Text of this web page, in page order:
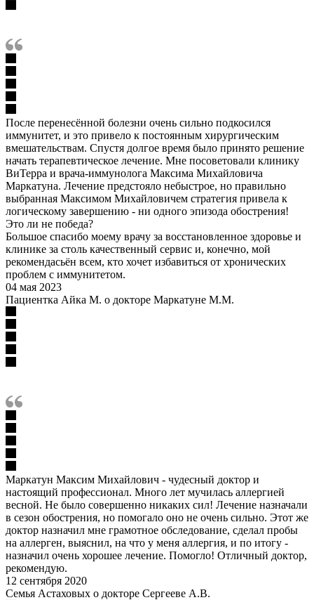
После перенесённой болезни очень сильно подкосился
иммунитет, и это привело к постоянным хирургическим
вмешательствам. Спустя долгое время было принято решение
начать терапевтическое лечение. Мне посоветовали клинику
ВиТерра и врача-иммунолога Максима Михайловича
Маркатуна. Лечение предстояло небыстрое, но правильно
выбранная Максимом Михайловичем стратегия привела к
логическому завершению - ни одного эпизода обострения!
Это ли не победа?
Большое спасибо моему врачу за восстановленное здоровье и
клинике за столь качественный сервис и, конечно, мой
рекомендасьён всем, кто хочет избавиться от хронических
проблем с иммунитетом.
04 мая 2023
Пациентка Айка М. о докторе Маркатуне М.М.
Маркатун Максим Михайлович - чудесный доктор и
настоящий профессионал. Много лет мучилась аллергией
весной. Не было совершенно никаких сил! Лечение назначали
в сезон обострения, но помогало оно не очень сильно. Этот же
доктор назначил мне грамотное обследование, сделал пробы
на аллерген, выяснил, на что у меня аллергия, и по итогу -
назначил очень хорошее лечение. Помогло! Отличный доктор,
рекомендую.
12 сентября 2020
Семья Астаховых о докторе Сергееве А.В.